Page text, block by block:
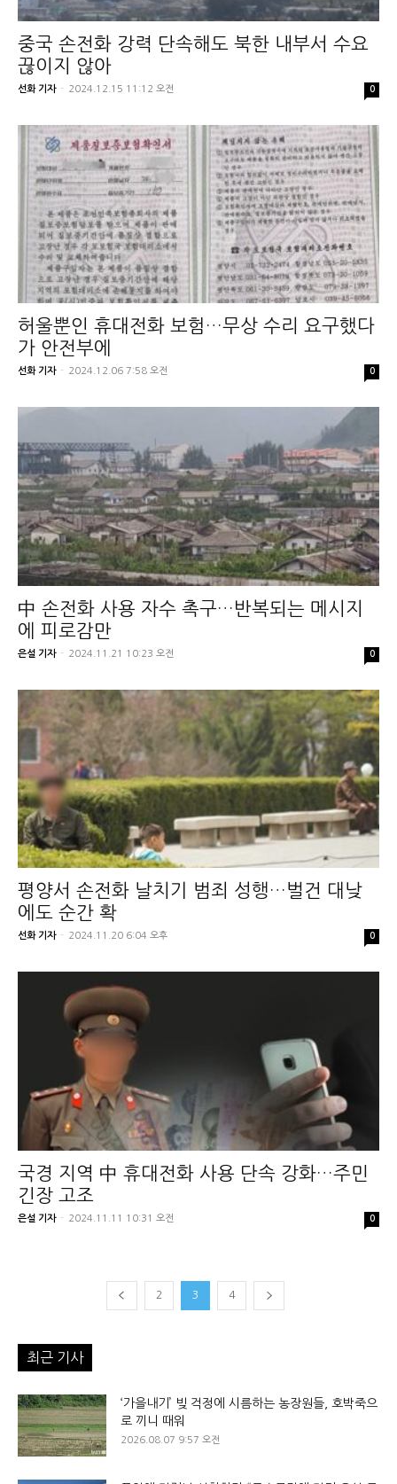
중국 손전화 강력 단속해도 북한 내부서 수요
끊이지 않아
선화 기자 - 2024.12.15 11:12 오전 0
허울뿐인 휴대전화 보험…무상 수리 요구했다
가 안전부에
선화 기자 - 2024.12.06 7:58 오전 0
中 손전화 사용 자수 촉구…반복되는 메시지
에 피로감만
은설 기자 - 2024.11.21 10:23 오전 0
평양서 손전화 날치기 범죄 성행…벌건 대낮
에도 순간 확
선화 기자 - 2024.11.20 6:04 오후 0
국경 지역 中 휴대전화 사용 단속 강화…주민
긴장 고조
은설 기자 - 2024.11.11 10:31 오전 0
2 3 4
최근 기사
‘가을내기’ 빚 걱정에 시름하는 농장원들, 호박죽으
로 끼니 때워
2026.08.07 9:57 오전